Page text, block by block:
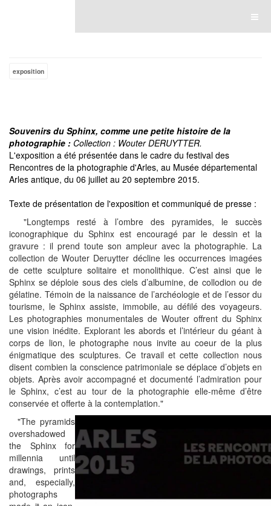
exposition
Souvenirs du Sphinx, comme une petite histoire de la
photographie : Collection : Wouter DERUYTTER.
L'exposition a été présentée dans le cadre du festival des
Rencontres de la photographie d'Arles, au Musée départemental
Arles antique, du 06 juillet au 20 septembre 2015.
Texte de présentation de l'exposition et communiqué de presse :
"Longtemps resté à l’ombre des pyramides, le succès
iconographique du Sphinx est encouragé par le dessin et la
gravure : il prend toute son ampleur avec la photographie. La
collection de Wouter Deruytter décline les occurrences imagées
de cette sculpture solitaire et monolithique. C’est ainsi que le
Sphinx se déploie sous des ciels d’albumine, de collodion ou de
gélatine. Témoin de la naissance de l’archéologie et de l’essor du
tourisme, le Sphinx assiste, immobile, au défilé des voyageurs.
Les photographies monumentales de Wouter offrent du Sphinx
une vision inédite. Explorant les abords et l’intérieur du géant à
corps de lion, le photographe nous invite au coeur de la plus
énigmatique des sculptures. Ce travail et cette collection nous
disent combien la conscience patrimoniale se déplace d’objets en
objets. Après avoir accompagné et documenté l’admiration pour
le Sphinx, c’est au tour de la photographie elle-même d’être
conservée et offerte à la contemplation."
"The pyramids
overshadowed
the Sphinx for
millennia until
drawings, prints
and, especially,
photographs